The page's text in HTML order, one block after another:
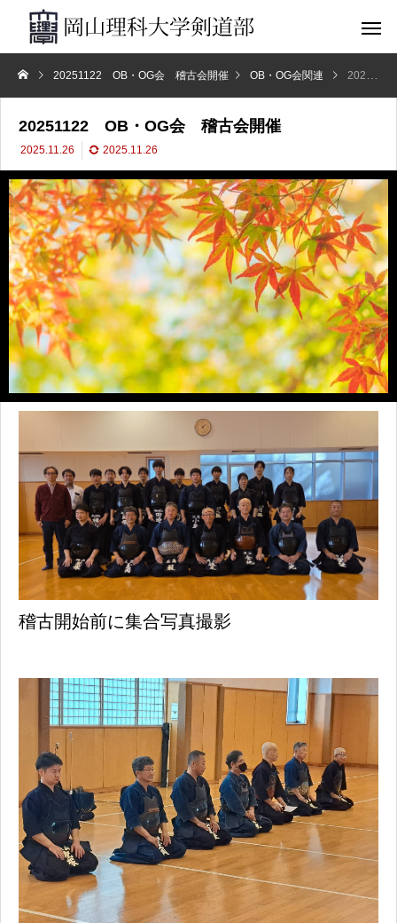
20251122 OB・OG会 稽古会開催 OB・OG会関連 20251122 OB・OG会 稽古会開催
20251122 OB・OG会 稽古会開催
2025.11.26 2025.11.26
稽古開始前に集合写真撮影